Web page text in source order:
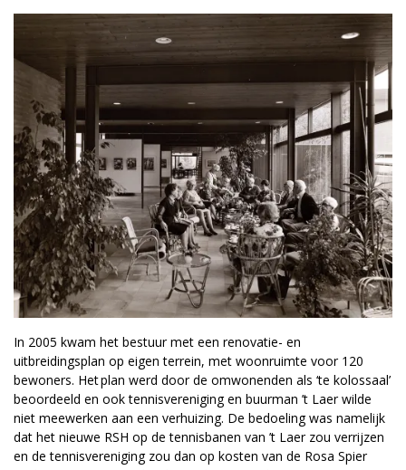
In 2005 kwam het bestuur met een renovatie- en
uitbreidingsplan op eigen terrein, met woonruimte voor 120
bewoners. Het plan werd door de omwonenden als ‘te kolossaal’
beoordeeld en ook tennisvereniging en buurman ’t Laer wilde
niet meewerken aan een verhuizing. De bedoeling was namelijk
dat het nieuwe RSH op de tennisbanen van ’t Laer zou verrijzen
en de tennisvereniging zou dan op kosten van de Rosa Spier